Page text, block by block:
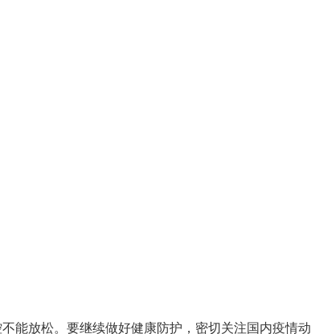
能放松。要继续做好健康防护，密切关注国内疫情动